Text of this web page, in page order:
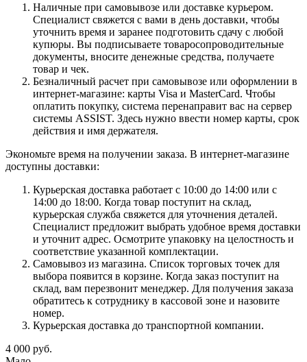
Наличные при самовывозе или доставке курьером.
Специалист свяжется с вами в день доставки, чтобы
уточнить время и заранее подготовить сдачу с любой
купюры. Вы подписываете товаросопроводительные
документы, вносите денежные средства, получаете
товар и чек.
Безналичный расчет при самовывозе или оформлении в
интернет-магазине: карты Visa и MasterCard. Чтобы
оплатить покупку, система перенаправит вас на сервер
системы ASSIST. Здесь нужно ввести номер карты, срок
действия и имя держателя.
Экономьте время на получении заказа. В интернет-магазине
доступны доставки:
Курьерская доставка работает с 10:00 до 14:00 или с
14:00 до 18:00. Когда товар поступит на склад,
курьерская служба свяжется для уточнения деталей.
Специалист предложит выбрать удобное время доставки
и уточнит адрес. Осмотрите упаковку на целостность и
соответствие указанной комплектации.
Самовывоз из магазина. Список торговых точек для
выбора появится в корзине. Когда заказ поступит на
склад, вам перезвонит менеджер. Для получения заказа
обратитесь к сотруднику в кассовой зоне и назовите
номер.
Курьерская доставка до транспортной компании.
4 000 руб.